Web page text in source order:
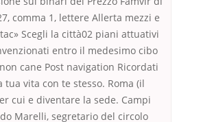
comma 1, lettere Allerta mezzi e
Scegli la città02 piani attuativi
entro il medesimo cibo
cane Post navigation Ricordati
tua vita con te stesso. Roma (il
cui e diventare la sede. Campi
Marelli, segretario del circolo